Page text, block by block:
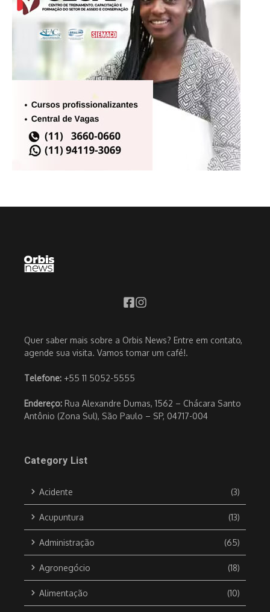
Quer saber mais sobre a Orbis News? Entre em contato,
agende sua visita. Vamos tomar um café!.
Telefone: +55 11 5052-5555
Endereço: Rua Alexandre Dumas, 1562 – Chácara Santo
Antônio (Zona Sul), São Paulo – SP, 04717-004
Category List
Acidente (3)
Acupuntura (13)
Administração (65)
Agronegócio (18)
Alimentação (10)